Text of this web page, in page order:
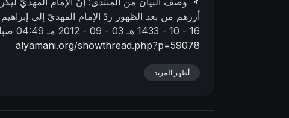
nأزرهم من بعد الظهور ردّ الإمام المهديّ إلى
16 - 10 - 1433 هـ
03 - 09 - 2012 مـ 04:49 صباحاً
alyamani.org/showthread.php?p=59078
أظهر المزيد